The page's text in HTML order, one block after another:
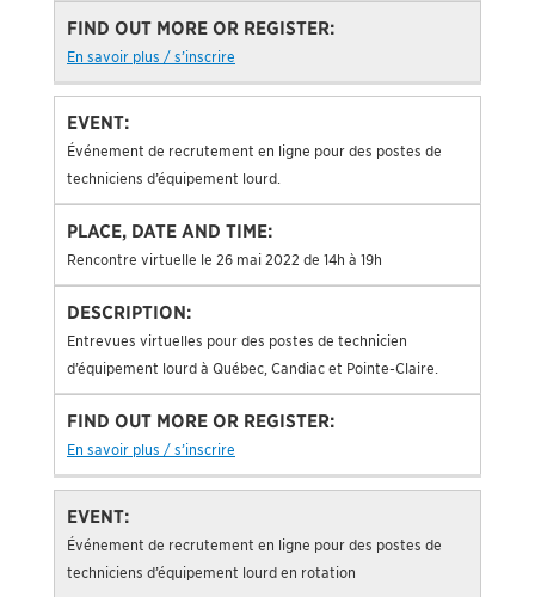
En savoir plus / s’inscrire
Événement de recrutement en ligne pour des postes de
techniciens d’équipement lourd.
Rencontre virtuelle le 26 mai 2022 de 14h à 19h
Entrevues virtuelles pour des postes de technicien
d’équipement lourd à Québec, Candiac et Pointe-Claire.
En savoir plus / s’inscrire
Événement de recrutement en ligne pour des postes de
techniciens d’équipement lourd en rotation